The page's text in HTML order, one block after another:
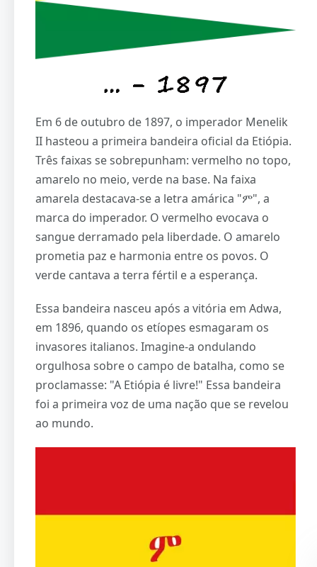
Em 6 de outubro de 1897, o imperador Menelik
II hasteou a primeira bandeira oficial da Etiópia.
Três faixas se sobrepunham: vermelho no topo,
amarelo no meio, verde na base. Na faixa
amarela destacava-se a letra amárica "ም", a
marca do imperador. O vermelho evocava o
sangue derramado pela liberdade. O amarelo
prometia paz e harmonia entre os povos. O
verde cantava a terra fértil e a esperança.
Essa bandeira nasceu após a vitória em Adwa,
em 1896, quando os etíopes esmagaram os
invasores italianos. Imagine-a ondulando
orgulhosa sobre o campo de batalha, como se
proclamasse: "A Etiópia é livre!" Essa bandeira
foi a primeira voz de uma nação que se revelou
ao mundo.